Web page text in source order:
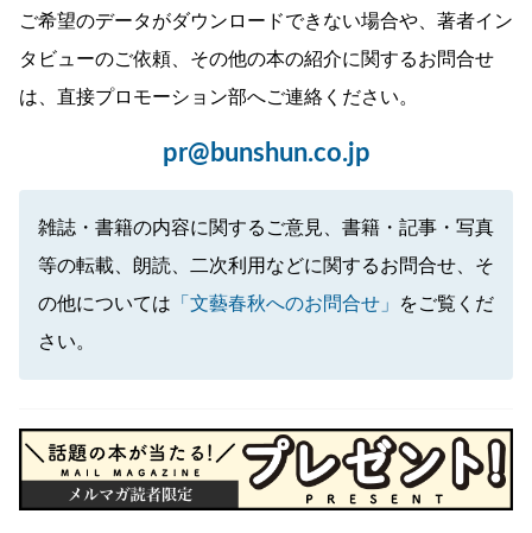
ご希望のデータがダウンロードできない場合や、著者イン
タビューのご依頼、その他の本の紹介に関するお問合せ
は、直接プロモーション部へご連絡ください。
pr@bunshun.co.jp
雑誌・書籍の内容に関するご意見、書籍・記事・写真
等の転載、朗読、二次利用などに関するお問合せ、そ
の他については 「文藝春秋へのお問合せ」
をご覧くだ
さい。